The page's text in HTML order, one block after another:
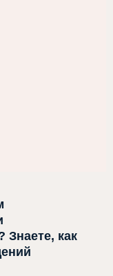
Знаете, как